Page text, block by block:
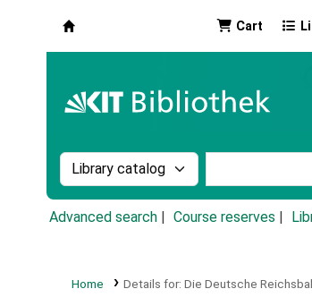
Cart
Search the catalog by:
Advanced search Course reserves
Home Details for: Die Deutsche